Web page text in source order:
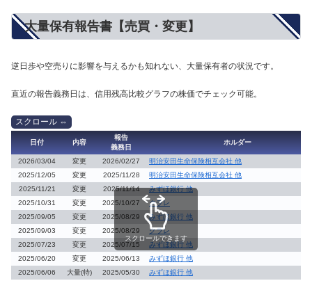
大量保有報告書【売買・変更】
逆日歩や空売りに影響を与えるかも知れない、大量保有者の状況です。
直近の報告義務日は、信用残高比較グラフの株価でチェック可能。
日付 内容
報告
義務日
ホルダー
2026/03/04 変更 2026/02/27
明治安田生命保険相互会社 他
2025/12/05
変更 2025/11/28
明治安田生命保険相互会社 他
2025/11/21
変更 2025/11/14
みずほ銀行 他
2025/10/31
変更 2025/10/27
クラレ
2025/09/05
変更 2025/08/29
みずほ銀行 他
2025/09/03
変更 2025/08/29
クラレ
2025/07/23
変更 2025/07/15
みずほ銀行 他
2025/06/20
変更 2025/06/13
みずほ銀行 他
2025/06/06
大量(特) 2025/05/30 みずほ銀行 他
スクロールできます